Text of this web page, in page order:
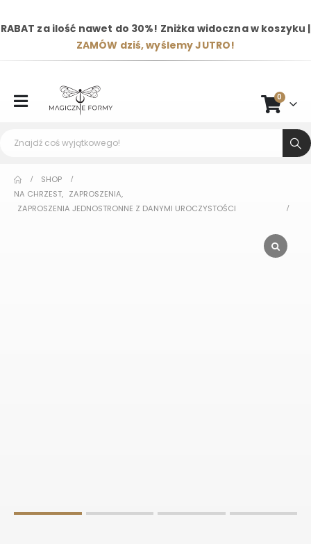
RABAT za ilość nawet do 30%! Zniżka widoczna w koszyku |
ZAMÓW dziś, wyślemy JUTRO!
0
SHOP
NA CHRZEST, ZAPROSZENIA,
ZAPROSZENIA JEDNOSTRONNE Z DANYMI UROCZYSTOŚCI